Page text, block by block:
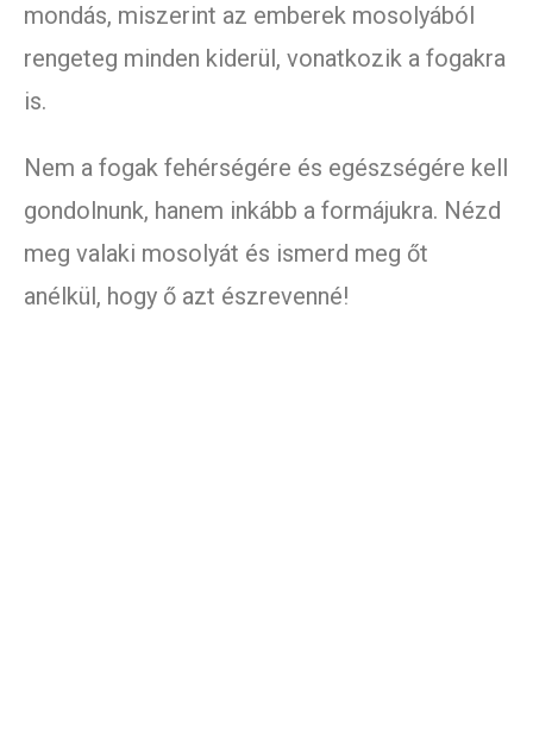
mondás, miszerint az emberek mosolyából
rengeteg minden kiderül, vonatkozik a fogakra
is.
Nem a fogak fehérségére és egészségére kell
gondolnunk, hanem inkább a formájukra. Nézd
meg valaki mosolyát és ismerd meg őt
anélkül, hogy ő azt észrevenné!